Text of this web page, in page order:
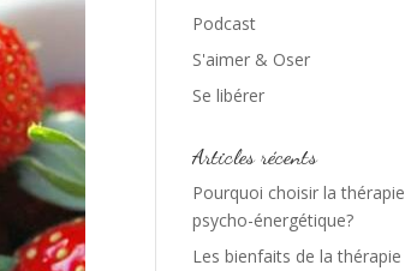
Podcast
S'aimer & Oser
Se libérer
Articles récents
Pourquoi choisir la thérapie
psycho-énergétique?
Les bienfaits de la thérapie